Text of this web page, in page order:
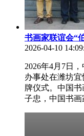
书画家联谊会“
2026-04-10
2026年4月7日
办事处在潍坊
牌仪式。中国
子忠，中国书